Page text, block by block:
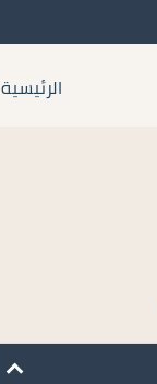
الرئيسية